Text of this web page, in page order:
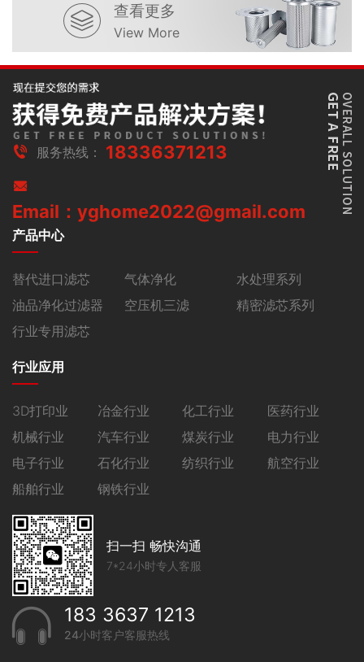
查看更多
View More
服务热线： 18336371213
Email：yghome2022@gmail.com
产品中心
替代进口滤芯 气体净化
水处理系列
油品净化过滤器
空压机三滤
精密滤芯系列
行业专用滤芯
行业应用
3D打印业 冶金行业 化工行业
医药行业
机械行业
汽车行业 煤炭行业
电力行业
电子行业
石化行业 纺织行业
航空行业
船舶行业
钢铁行业
扫一扫 畅快沟通
7*24小时专人客服
183 3637 1213
24小时客户客服热线